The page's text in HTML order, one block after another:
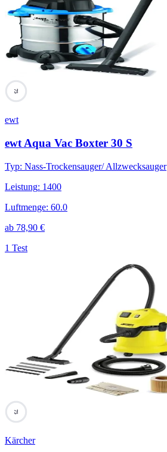
75
ewt
ewt Aqua Vac Boxter 30 S
Typ: Nass-Trockensauger/ Allzwecksauger
Leistung: 1400
Luftmenge: 60.0
ab 78,90 €
1 Test
75
Kärcher